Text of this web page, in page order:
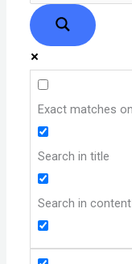
Exact matches
Search in title
Search in content